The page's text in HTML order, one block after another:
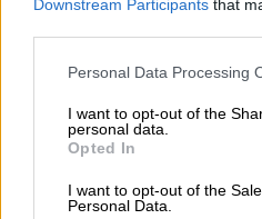
Downstream Participants that
Please note that this website/
not limited to your visit or usage
grant or deny consent to
use your data for below
consent section.
Personal Data Processing
I want to opt-out of the
personal data.
Opted In
I want to opt-out of the
Personal Data.
επίσηςTikToker,
βρίσκεται στην Ιταλία.